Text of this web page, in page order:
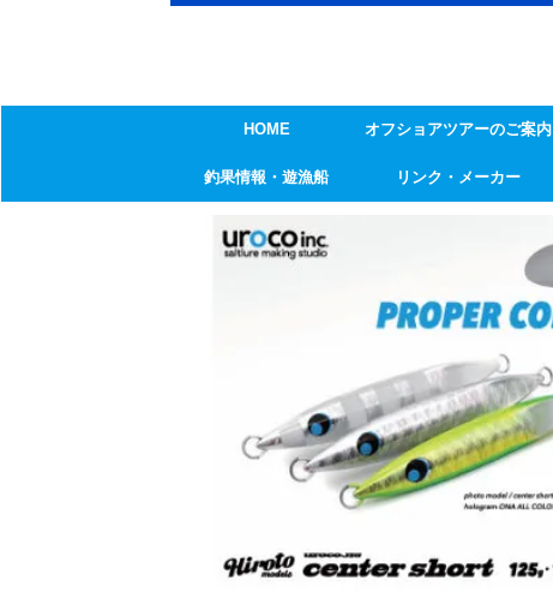
HOME オフショアツアーのご案内
釣果情報・遊漁船 リンク・メーカー